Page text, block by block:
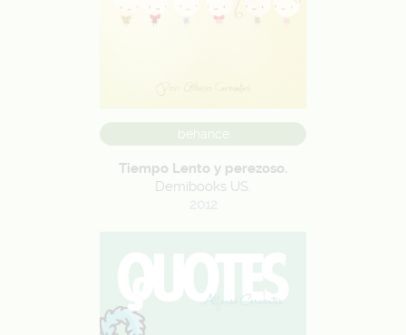
behance
Tiempo Lento y perezoso.
Demibooks US.